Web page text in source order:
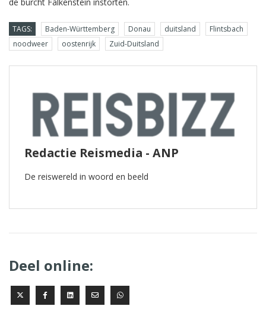
TAGS: Baden-Württemberg Donau duitsland
Flintsbach
noodweer
oostenrijk Zuid-Duitsland
Redactie Reismedia - ANP
De reiswereld in woord en beeld
Deel online: